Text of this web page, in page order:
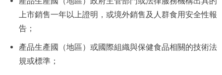
上市銷售一年以上證明，或境外銷售及人群食用安全性報
告；
產品生產國（地區）或國際組織與保健食品相關的技術法
規或標準；